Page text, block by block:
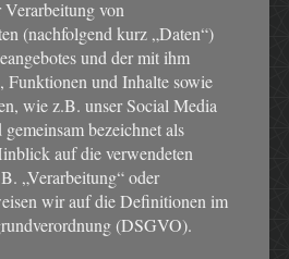
von
(nachfolgend kurz „Daten“)
und der mit ihm
Funktionen und Inhalte sowie
wie z.B. unser Social Media
bezeichnet als
auf die verwendeten
„Verarbeitung“ oder
wir auf die Definitionen im
(DSGVO).